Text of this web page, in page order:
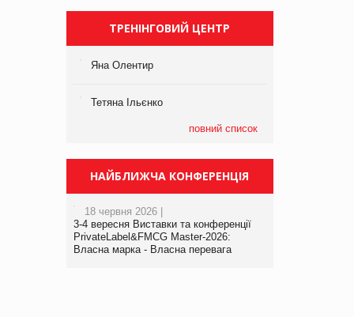
ТРЕНІНГОВИЙ ЦЕНТР
Яна Олентир
Тетяна Ільєнко
повний список
НАЙБЛИЖЧА КОНФЕРЕНЦІЯ
18 червня 2026 |
3-4 вересня Виставки та конференції
PrivateLabel&FMCG Master-2026:
Власна марка - Власна перевага